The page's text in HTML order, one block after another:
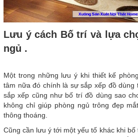
Lưu ý cách Bố trí và lựa
ngủ .
Một trong những lưu ý khi thiết kế
tâm nữa đó chính là sự sắp xếp đồ dùng
sắp xếp cũng như bố trí đồ dùng sao
không chỉ giúp phòng ngủ trông đẹp
thông thoáng.
Cũng cần lưu ý tới một yếu tố khác khi